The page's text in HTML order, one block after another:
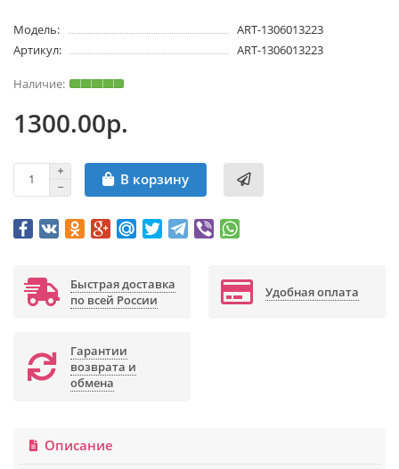
Модель:
ART-1306013223
Артикул:
ART-1306013223
1300.00р.
В корзину
Быстрая доставка
по всей России
Удобная оплата
Гарантии
возврата и
обмена
Описание